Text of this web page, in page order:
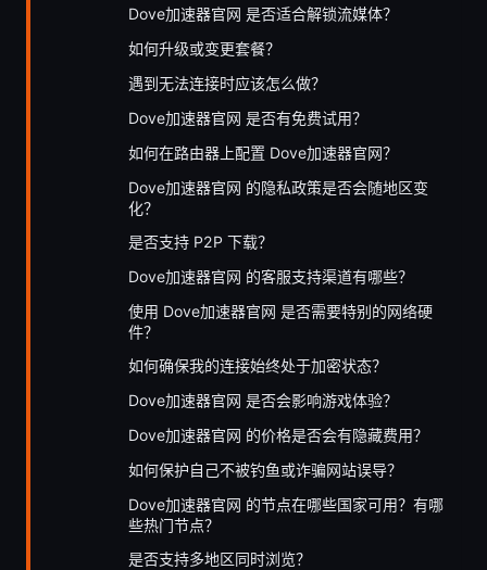
Dove加速器官网 是否适合解锁流媒体？
如何升级或变更套餐？
遇到无法连接时应该怎么做？
Dove加速器官网 是否有免费试用？
如何在路由器上配置 Dove加速器官网？
Dove加速器官网 的隐私政策是否会随地区变
化？
是否支持 P2P 下载？
Dove加速器官网 的客服支持渠道有哪些？
使用 Dove加速器官网 是否需要特别的网络硬
件？
如何确保我的连接始终处于加密状态？
Dove加速器官网 是否会影响游戏体验？
Dove加速器官网 的价格是否会有隐藏费用？
如何保护自己不被钓鱼或诈骗网站误导？
Dove加速器官网 的节点在哪些国家可用？有哪
些热门节点？
是否支持多地区同时浏览？